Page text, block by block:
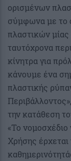
ορισμένων
σύμφωνα με το
πλαστικών
ταυτόχρονα
κίνητρα για
κάνουμε ένα
πλαστικής
την κατάθεση
«Το
Χρήσης έρχεται